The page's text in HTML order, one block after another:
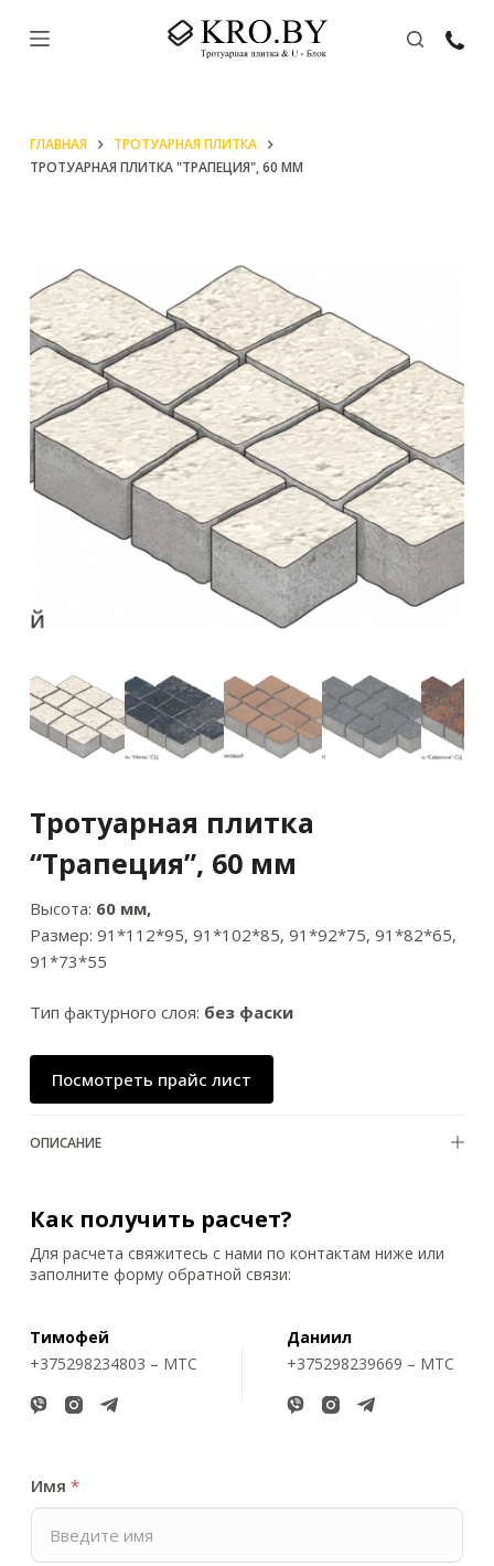
П
й
у
т
и
ГЛАВНАЯ
ТРОТУАРНАЯ ПЛИТКА
ТРОТУАРНАЯ ПЛИТКА "ТРАПЕЦИЯ", 60 ММ
Тротуарная плитка
“Трапеция”, 60 мм
Высота: 60 мм,
Размер: 91*112*95, 91*102*85, 91*92*75, 91*82*65,
91*73*55
Тип фактурного слоя: без фаски
Посмотреть прайс лист
ОПИСАНИЕ
Как получить расчет?
Для расчета свяжитесь с нами по контактам ниже или
заполните форму обратной связи:
Тимофей
+375298234803 – МТС
Даниил
+375298239669 – МТС
Имя *